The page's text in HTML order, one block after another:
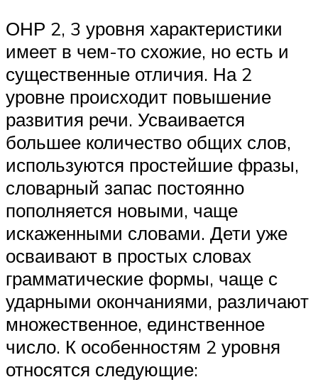
ОНР 2, 3 уровня характеристики
имеет в чем-то схожие, но есть и
существенные отличия. На 2
уровне происходит повышение
развития речи. Усваивается
большее количество общих слов,
используются простейшие фразы,
словарный запас постоянно
пополняется новыми, чаще
искаженными словами. Дети уже
осваивают в простых словах
грамматические формы, чаще с
ударными окончаниями, различают
множественное, единственное
число. К особенностям 2 уровня
относятся следующие: